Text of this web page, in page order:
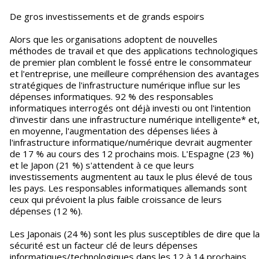
De gros investissements et de grands espoirs
Alors que les organisations adoptent de nouvelles
méthodes de travail et que des applications technologiques
de premier plan comblent le fossé entre le consommateur
et l'entreprise, une meilleure compréhension des avantages
stratégiques de l'infrastructure numérique influe sur les
dépenses informatiques. 92 % des responsables
informatiques interrogés ont déjà investi ou ont l'intention
d'investir dans une infrastructure numérique intelligente* et,
en moyenne, l'augmentation des dépenses liées à
l'infrastructure informatique/numérique devrait augmenter
de 17 % au cours des 12 prochains mois. L'Espagne (23 %)
et le Japon (21 %) s'attendent à ce que leurs
investissements augmentent au taux le plus élevé de tous
les pays. Les responsables informatiques allemands sont
ceux qui prévoient la plus faible croissance de leurs
dépenses (12 %).
Les Japonais (24 %) sont les plus susceptibles de dire que la
sécurité est un facteur clé de leurs dépenses
informatiques/technologiques dans les 12 à 14 prochains